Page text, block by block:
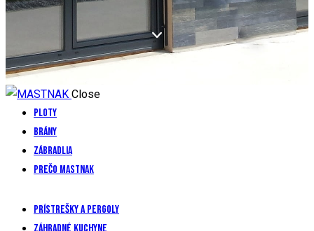
Close
Ploty
Brány
Zábradlia
Prečo mastnak
Prístrešky a pergoly